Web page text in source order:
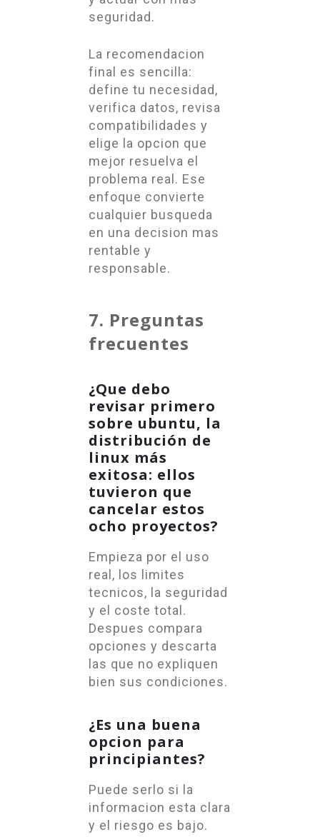
seguridad.
La recomendacion
final es sencilla:
define tu necesidad,
verifica datos, revisa
compatibilidades y
elige la opcion que
mejor resuelva el
problema real. Ese
enfoque convierte
cualquier busqueda
en una decision mas
rentable y
responsable.
7. Preguntas
frecuentes
¿Que debo
revisar primero
sobre ubuntu, la
distribución de
linux más
exitosa: ellos
tuvieron que
cancelar estos
ocho proyectos?
Empieza por el uso
real, los limites
tecnicos, la seguridad
y el coste total.
Despues compara
opciones y descarta
las que no expliquen
bien sus condiciones.
¿Es una buena
opcion para
principiantes?
Puede serlo si la
informacion esta clara
y el riesgo es bajo.